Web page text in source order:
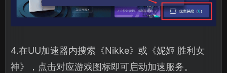
4.在UU加速器内搜索《Nikke》或《妮姬 胜利女
神》，点击对应游戏图标即可启动加速服务。